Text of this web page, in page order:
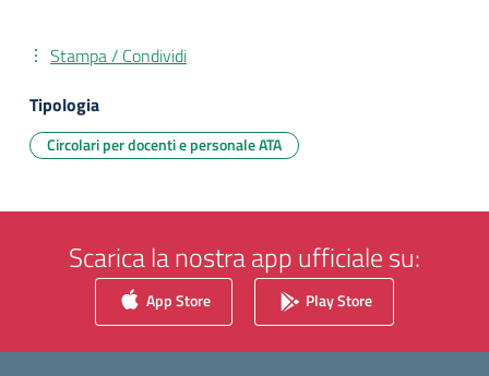
Stampa / Condividi
Tipologia
Circolari per docenti e personale ATA
Scarica la nostra app ufficiale su:
App Store Play Store